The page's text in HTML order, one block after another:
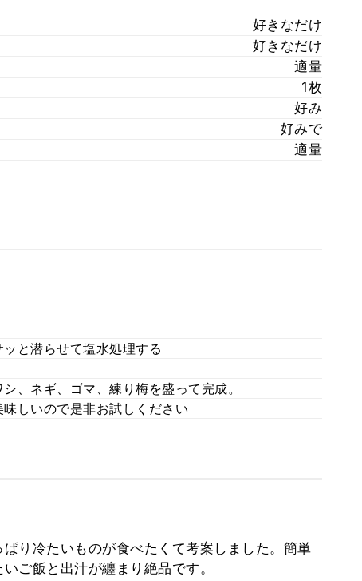
好きなだけ
好きなだけ
適量
1枚
好み
好みで
適量
と潜らせて塩水処理する
、ネギ、ゴマ、練り梅を盛って完成。
しいので是非お試しください
り冷たいものが食べたくて考案しました。簡単
ご飯と出汁が纏まり絶品です。